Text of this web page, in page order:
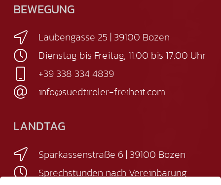
BEWEGUNG
Laubengasse 25 | 39100 Bozen
Dienstag bis Freitag, 11.00 bis 17.00 Uhr
+39 338 334 4839
info@suedtiroler-freiheit.com
LANDTAG
Sparkassenstraße 6 | 39100 Bozen
Sprechstunden nach Vereinbarung